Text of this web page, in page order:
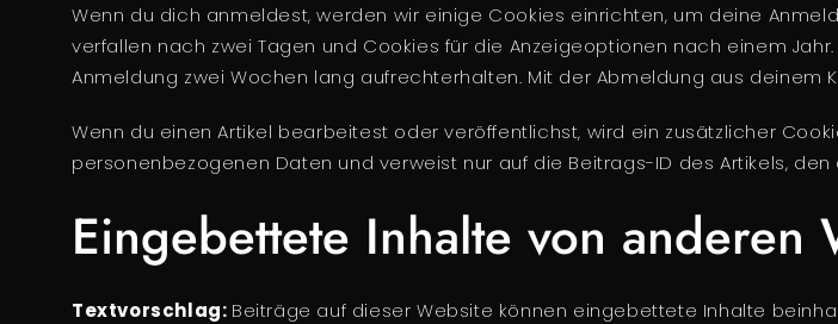
Wenn du dich anmeldest, werden wir einige Cookies einrichten, um deine
verfallen nach zwei Tagen und Cookies für die Anzeigeoptionen nach einem
Anmeldung zwei Wochen lang aufrechterhalten. Mit der Abmeldung aus
Wenn du einen Artikel bearbeitest oder veröffentlichst, wird ein zusätzlicher
personenbezogenen Daten und verweist nur auf die Beitrags-ID des Artikels,
Eingebettete Inhalte von anderen
Textvorschlag: Beiträge auf dieser Website können eingebettete Inhalte